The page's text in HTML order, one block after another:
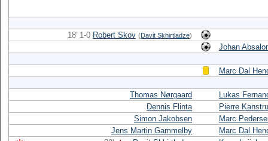
18' 1-0 Robert Skov (Davit Skhirtladze)
Johan
Marc Dal
Thomas Nørgaard
Lukas
Dennis Flinta
Pierre
Simon Jakobsen
Marc
Jens Martin Gammelby
Marc Dal